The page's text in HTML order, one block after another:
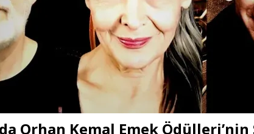
Orhan Kemal Emek